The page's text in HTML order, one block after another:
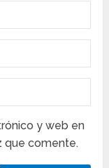
y web en
que comente.